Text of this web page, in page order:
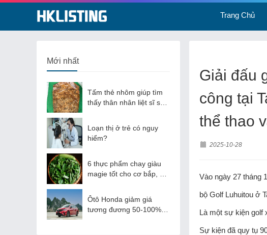
Trang Chủ
Mới nhất
Tấm thẻ nhôm giúp tìm
thấy thân nhân liệt sĩ sau
Loạn thị ở trẻ có nguy
hiểm?
6 thực phẩm chay giàu
magie tốt cho cơ bắp, hệ
Ôtô Honda giảm giá
tương đương 50-100% lệ
Giải đấu
công tại
thể thao
2025-10-28
Vào ngày 27 tháng
bộ Golf Luhuitou ở
Là một sự kiện golf
Sự kiện đã quy tụ